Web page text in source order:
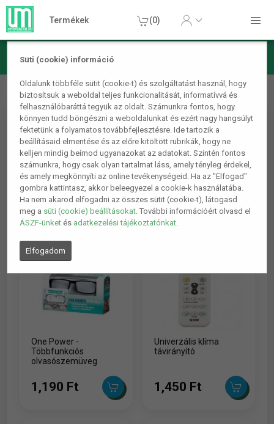
Süti (cookie) információ
Oldalunk többféle sütit (cookie-t) és szolgáltatást használ, hogy
biztosítsuk a weboldal teljes funkcionalitását, informatívvá és
felhasználóbaráttá tegyük az oldalt. Számunkra fontos, hogy
könnyen tudd böngészni a weboldalunkat és ezért nagy hangsúlyt
fektetünk a folyamatos továbbfejlesztésre. Ide tartozik a
beállításaid elmentése és az előre kitöltött rubrikák, hogy ne
kelljen mindig beírnod ugyanazokat az adatokat. Szintén fontos
számunkra, hogy csak olyan tartalmat láss, amely tényleg érdekel,
és amely megkönnyíti az online tevékenységeid. Ha az "Elfogad"
gombra kattintasz, akkor beleegyezel a cookie-k használatába.
Ha nem akarod elfogadni az összes sütit (cookie-t), látogasd
meg a süti (cookie) beállításokat. További információért olvasd el
ÁSZF-ünket és adatkezelési tájékoztatónkat.
Elfogadom
Termékek (0)
Heti ajánlat
One Power -
Többfunkciós
olvasószemüveg
1,190 Ft
Univerzális klíma
távirányító
1,450 Ft